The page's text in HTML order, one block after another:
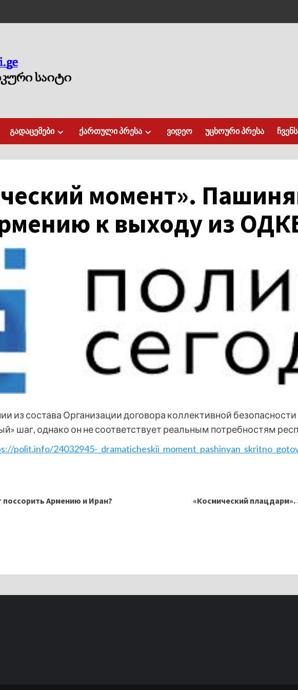
გადაცემები ქართული პრესა ვიდეო უცხოური პრესა
момент».
к выходу из
из состава Организации договора коллективной
шаг, однако он не соответствует реальным потребностям
polit.info/24032945-
поссорить Армению и Иран?
«Космический плацдарм».